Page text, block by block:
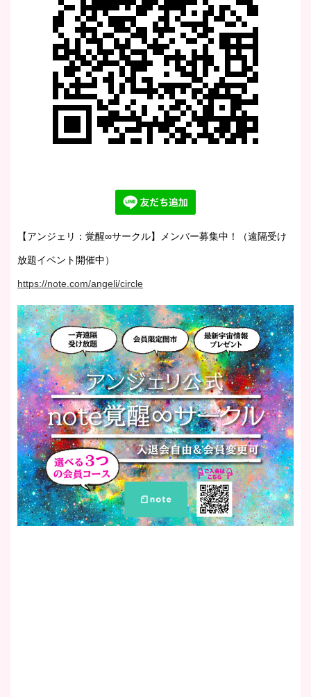
【アンジェリ：覚醒∞サークル】メンバー募集中！（遠隔受け
放題イベント開催中）
https://note.com/angeli/circle